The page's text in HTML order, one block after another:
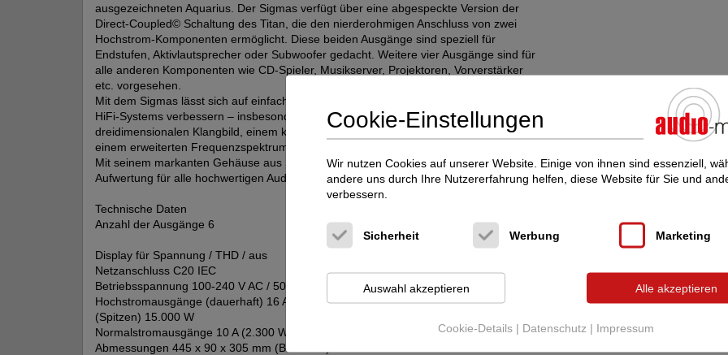
ausgezeichneten Aquarius. Der Sigmas verfügt über eine abgespeckte Version der
Direct-Coupled© Schaltung des Titan, die den nierderohmigen Anschluss von zwei
Hochstrom-Komponenten ermöglicht. Diese beiden Ausgänge sind speziell für
Endstufen, Aktivlautsprecher oder Subwoofer gedacht. Weitere vier Ausgänge sind für
alle anderen Komponenten wie CD-Spieler, Musikserver, Projektoren, Vorverstärker
etc. vorgesehen.
Mit dem Sigmas lässt sich auf einfache Weise die Wiedergabequalität eines gesamten
HiFi-Systems verbessern – insbesondere mit einem offeren, ausgeprägteren
dreidimensionalen Klangbild, einem klarer konturierten und kontrollierteren Bass und
einem erweiterten Frequenzspektrum.
Mit seinem markanten Gehäuse aus Stahl und Aluminium ist der Sigmas die perfekte
Aufwertung für alle hochwertigen Audiosysteme.
Technische Daten
Anzahl der Ausgänge 6
Display für Spannung / THD / aus
Netzanschluss C20 IEC
Betriebsspannung 100-240 V AC / 50-60 Hz
Hochstromausgänge (dauerhaft) 16 A (3.680 W)
(Spitzen) 15.000 W
Normalstromausgänge 10 A (2.300 W)
Abmessungen 445 x 90 x 305 mm (B x H x T)
Cookie-Einstellungen
Wir nutzen Cookies auf unserer Website. Einige von ihnen sind essenziell,
andere uns durch Ihre Nutzererfahrung helfen, diese Website für Sie und
verbessern.
Cookie-Details | Datenschutz | Impressum
Sicherheit Werbung Marketing
Auswahl akzeptieren Alle akzeptieren